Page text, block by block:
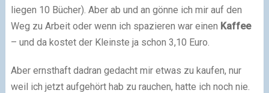
liegen 10 Bücher). Aber ab und an gönne ich mir auf den
Weg zu Arbeit oder wenn ich spazieren war einen Kaffee
– und da kostet der Kleinste ja schon 3,10 Euro.
Aber ernsthaft dadran gedacht mir etwas zu kaufen, nur
weil ich jetzt aufgehört hab zu rauchen, hatte ich noch nie.